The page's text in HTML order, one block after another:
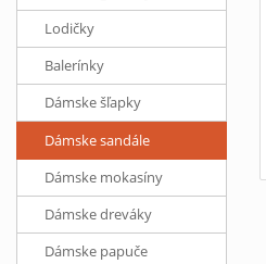
Lodičky
Balerínky
Dámske šľapky
Dámske sandále
Dámske mokasíny
Dámske dreváky
Dámske papuče